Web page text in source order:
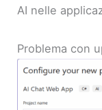
AI nelle
Problema con